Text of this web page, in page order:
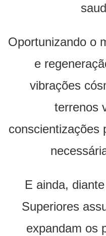
Oportunizando o
e
vibrações
terrenos
conscientizações
E ainda,
Superiores
expandam os